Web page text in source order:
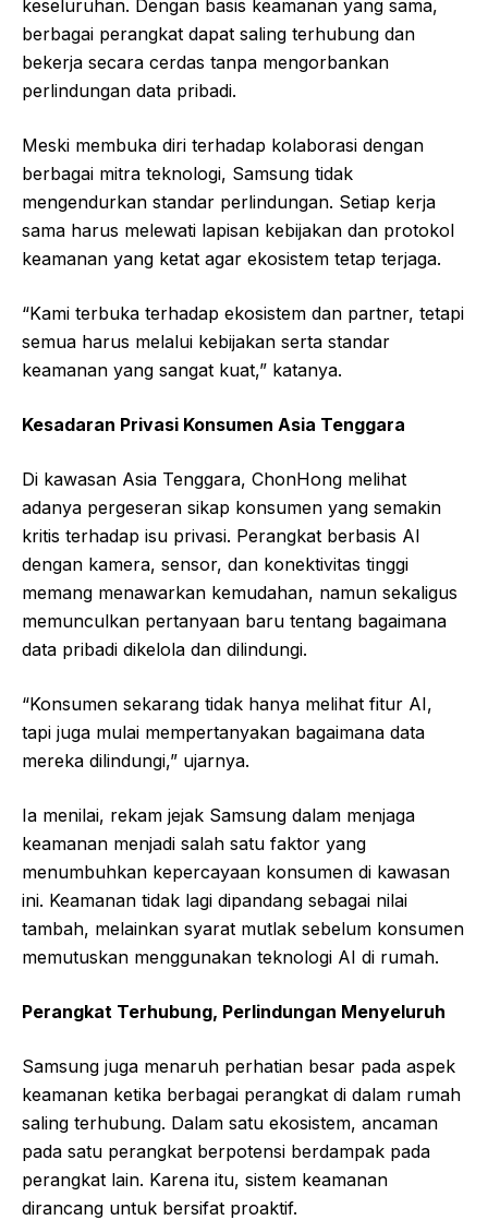
keseluruhan. Dengan basis keamanan yang sama,
berbagai perangkat dapat saling terhubung dan
bekerja secara cerdas tanpa mengorbankan
perlindungan data pribadi.
Meski membuka diri terhadap kolaborasi dengan
berbagai mitra teknologi, Samsung tidak
mengendurkan standar perlindungan. Setiap kerja
sama harus melewati lapisan kebijakan dan protokol
keamanan yang ketat agar ekosistem tetap terjaga.
“Kami terbuka terhadap ekosistem dan partner, tetapi
semua harus melalui kebijakan serta standar
keamanan yang sangat kuat,” katanya.
Kesadaran Privasi Konsumen Asia Tenggara
Di kawasan Asia Tenggara, ChonHong melihat
adanya pergeseran sikap konsumen yang semakin
kritis terhadap isu privasi. Perangkat berbasis AI
dengan kamera, sensor, dan konektivitas tinggi
memang menawarkan kemudahan, namun sekaligus
memunculkan pertanyaan baru tentang bagaimana
data pribadi dikelola dan dilindungi.
“Konsumen sekarang tidak hanya melihat fitur AI,
tapi juga mulai mempertanyakan bagaimana data
mereka dilindungi,” ujarnya.
Ia menilai, rekam jejak Samsung dalam menjaga
keamanan menjadi salah satu faktor yang
menumbuhkan kepercayaan konsumen di kawasan
ini. Keamanan tidak lagi dipandang sebagai nilai
tambah, melainkan syarat mutlak sebelum konsumen
memutuskan menggunakan teknologi AI di rumah.
Perangkat Terhubung, Perlindungan Menyeluruh
Samsung juga menaruh perhatian besar pada aspek
keamanan ketika berbagai perangkat di dalam rumah
saling terhubung. Dalam satu ekosistem, ancaman
pada satu perangkat berpotensi berdampak pada
perangkat lain. Karena itu, sistem keamanan
dirancang untuk bersifat proaktif.